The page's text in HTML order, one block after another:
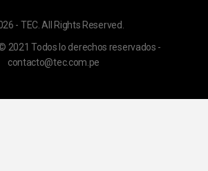
- TEC. All Rights Reserved.
2021 Todos lo derechos reservados -
contacto@tec.com.pe